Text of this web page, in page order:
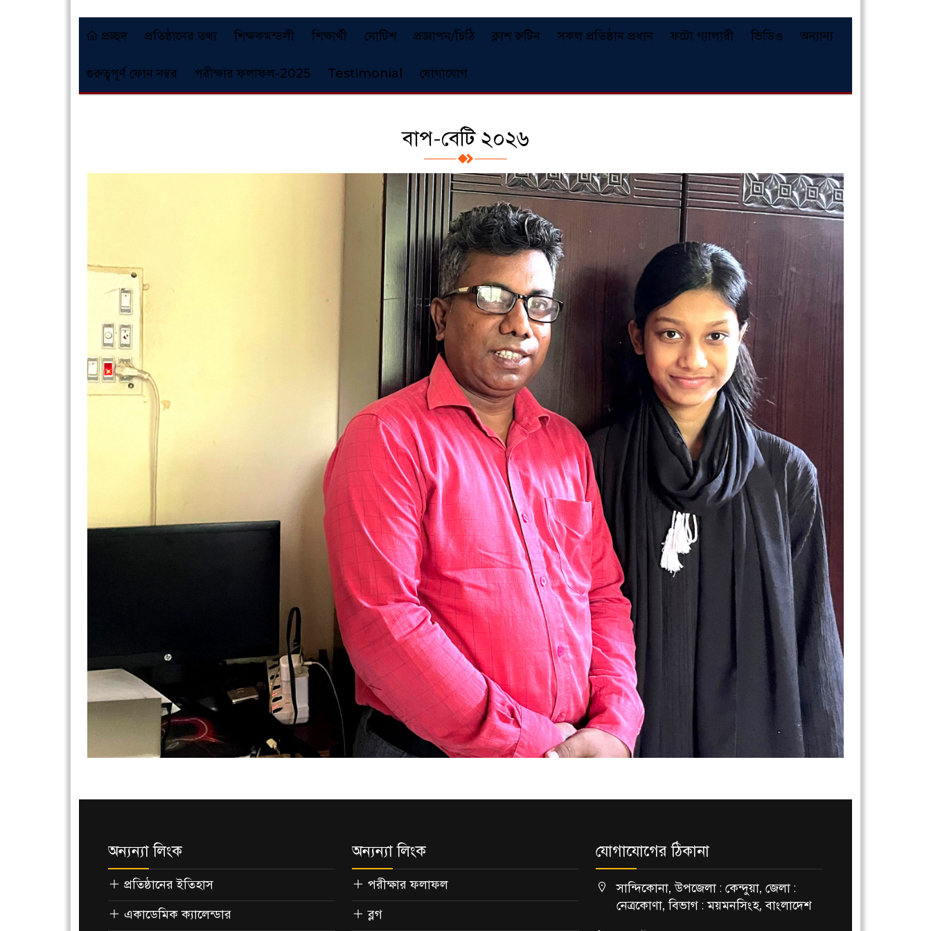
প্রচ্ছদ প্রতিষ্ঠানের তথ্য শিক্ষকমন্ডলী শিক্ষার্থী নোটিশ প্রজ্ঞাপন/চিঠি ক্লাশ রুটিন সকল প্রতিষ্ঠান প্রধান ফটো গ্যালারী ভিডিও অন্যান্য
গুরুত্বপূর্ণ ফোন নম্বর পরীক্ষার ফলাফল-2025 Testimonial যোগাযোগ
বাপ-বেটি ২০২৬
অন্যন্যা লিংক
প্রতিষ্ঠানের ইতিহাস
একাডেমিক ক্যালেন্ডার
অন্যন্যা লিংক
পরীক্ষার ফলাফল
ব্লগ
যোগাযোগের ঠিকানা
সান্দিকোনা, উপজেলা : কেন্দুয়া, জেলা :
নেত্রকোণা, বিভাগ : ময়মনসিংহ, বাংলাদেশ